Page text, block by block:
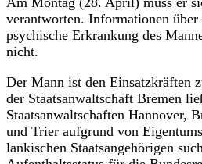
verantworten. Informationen
psychische Erkrankung des
nicht.
Der Mann ist den Einsatzkräften
der Staatsanwaltschaft Bremen
Staatsanwaltschaften Hannover,
und Trier aufgrund von
lankischen Staatsangehörigen